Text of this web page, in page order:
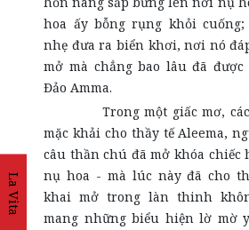
La Vita
hoa ấy bỗng rụng khỏi
nhẹ đưa ra biển khơi, nơi nó
mở mà chẳng bao lâu đã
Đảo Amma.
Trong một giấc mơ, các
mặc khải cho thầy tế Aleema,
câu thần chú đã mở khóa chiếc
nụ hoa - mà lúc này đã cho
khai mở trong làn thinh
mang những biểu hiện lờ mờ